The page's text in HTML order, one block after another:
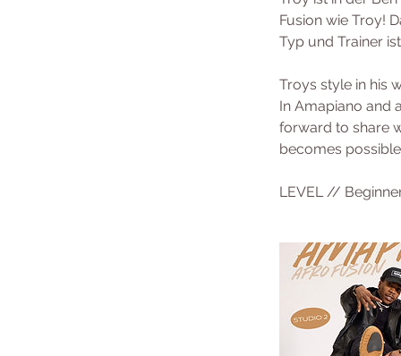
Fusion wie Troy!
Typ und Trainer
Troys style in his
In Amapiano and
forward to share
becomes
LEVEL //